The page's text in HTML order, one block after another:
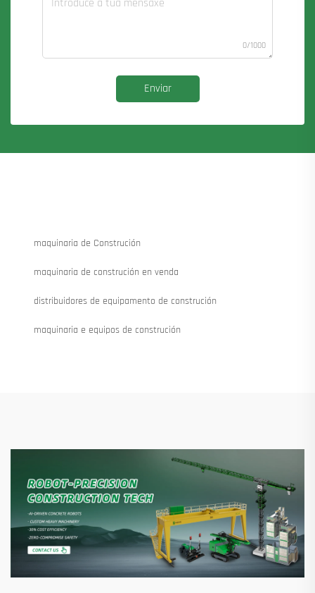
0/1000
Enviar
maquinaria de Construción
maquinaria de construción en venda
distribuidores de equipamento de construción
maquinaria e equipos de construción